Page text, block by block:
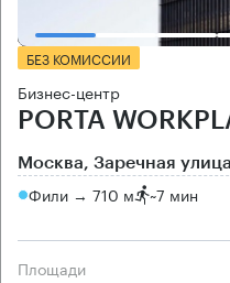
БЕЗ КОМИССИИ
Бизнес-центр
PORTA
Москва, Заречная
Фили → 710 м ~7 мин
Площади